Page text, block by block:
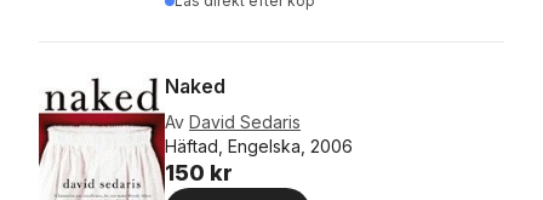
Naked
Av David Sedaris
Häftad, Engelska, 2006
150 kr